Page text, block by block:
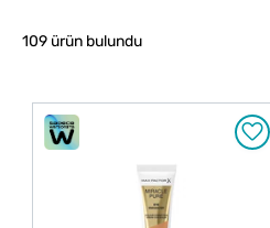
109 ürün bulundu